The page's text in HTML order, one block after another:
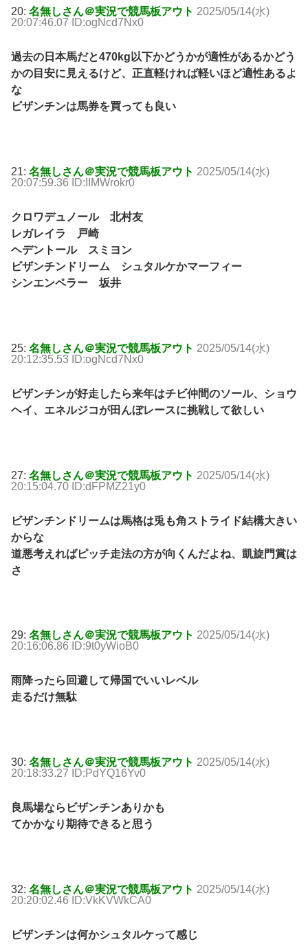
20: 名無しさん＠実況で競馬板アウト 2025/05/14(水)
20:07:46.07 ID:ogNcd7Nx0
過去の日本馬だと470kg以下かどうかが適性があるかどう
かの目安に見えるけど、正直軽ければ軽いほど適性あるよ
な
ビザンチンは馬券を買っても良い
21: 名無しさん＠実況で競馬板アウト 2025/05/14(水)
20:07:59.36 ID:IIMWrokr0
クロワデュノール 北村友
レガレイラ 戸崎
ヘデントール スミヨン
ビザンチンドリーム シュタルケかマーフィー
シンエンペラー 坂井
25: 名無しさん＠実況で競馬板アウト 2025/05/14(水)
20:12:35.53 ID:ogNcd7Nx0
ビザンチンが好走したら来年はチビ仲間のソール、ショウ
ヘイ、エネルジコが田んぼレースに挑戦して欲しい
27: 名無しさん＠実況で競馬板アウト 2025/05/14(水)
20:15:04.70 ID:dFPMZ21y0
ビザンチンドリームは馬格は兎も角ストライド結構大きい
からな
道悪考えればピッチ走法の方が向くんだよね、凱旋門賞は
さ
29: 名無しさん＠実況で競馬板アウト 2025/05/14(水)
20:16:06.86 ID:9t0yWioB0
雨降ったら回避して帰国でいいレベル
走るだけ無駄
30: 名無しさん＠実況で競馬板アウト 2025/05/14(水)
20:18:33.27 ID:PdYQ16Yv0
良馬場ならビザンチンありかも
てかかなり期待できると思う
32: 名無しさん＠実況で競馬板アウト 2025/05/14(水)
20:20:02.46 ID:VkKVWkCA0
ビザンチンは何かシュタルケって感じ